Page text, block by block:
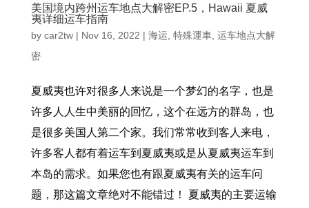
美国境内跨州运车地点大解密EP.5，Hawaii 夏威
夷详细运车指南
by car2tw| Nov 16, 2022 | 海运 特殊運車, 运车地点大解
密
夏威夷也许对很多人来说是一个梦幻的名字，也是
许多人人生中美丽的回忆，这个在远方的群岛，也
是很多美国人第二个家。我们常常收到客人来电，
许多客人都有着运车到夏威夷或是从夏威夷运车到
本岛的需求。如果您也有跟夏威夷有关的运车问
题，那这篇文章绝对不能错过！ 夏威夷的主要运输